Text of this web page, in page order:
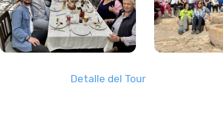
Detalle del Tour